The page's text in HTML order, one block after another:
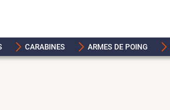
CARABINES ARMES DE POING